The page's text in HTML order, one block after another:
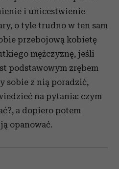
i unicestwienie
o tyle trudno w ten sam
przebojową kobietę
mężczyznę, jeśli
podstawowym zrębem
sobie z nią poradzić,
na pytania: czym
a dopiero potem
opanować.